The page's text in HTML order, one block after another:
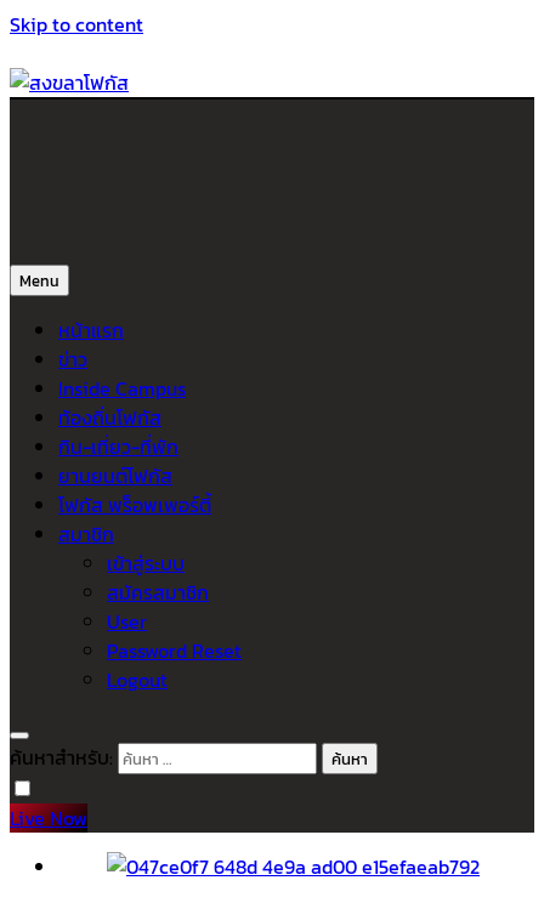
Skip to content
Menu
หน้าแรก
ข่าว
Inside Campus
ท้องถิ่นโฟกัส
กิน-เที่ยว-ที่พัก
ยานยนต์โฟกัส
โฟกัส พร็อพเพอร์ตี้
สมาชิก
เข้าสู่ระบบ
สมัครสมาชิก
User
Password Reset
Logout
ค้นหาสำหรับ:
Live Now